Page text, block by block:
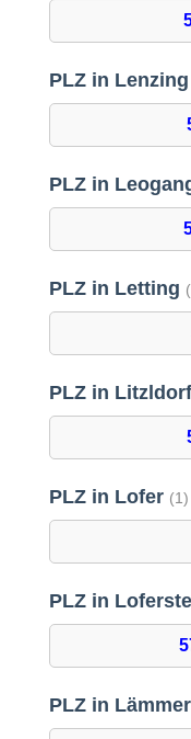
PLZ in Lenzing
PLZ in
PLZ in Letting
PLZ in Litzldorf
PLZ in Lofer (1)
PLZ in
PLZ in